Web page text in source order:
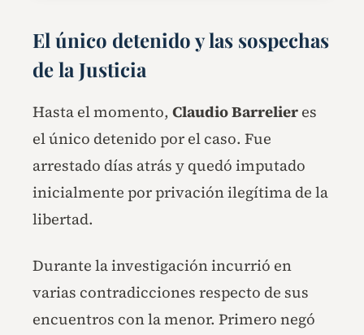
El único detenido y las sospechas
de la Justicia
Hasta el momento, Claudio Barrelier es
el único detenido por el caso. Fue
arrestado días atrás y quedó imputado
inicialmente por privación ilegítima de la
libertad.
Durante la investigación incurrió en
varias contradicciones respecto de sus
encuentros con la menor. Primero negó